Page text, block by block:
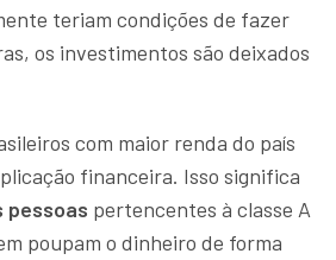
teriam condições de fazer
os investimentos são deixados
com maior renda do país
financeira. Isso significa
pessoas pertencentes à classe A
poupam o dinheiro de forma